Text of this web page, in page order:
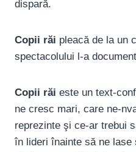
dispară.
Copii răi pleacă de la un
spectacolului l-a
Copii răi este un text-
ne cresc mari, care ne-
reprezinte şi ce-ar trebui
în lideri înainte să ne